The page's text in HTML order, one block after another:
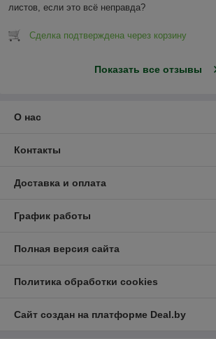
листов, если это всё неправда?
Сделка подтверждена через корзину
Показать все отзывы
О нас
Контакты
Доставка и оплата
График работы
Полная версия сайта
Политика обработки cookies
Сайт создан на платформе Deal.by